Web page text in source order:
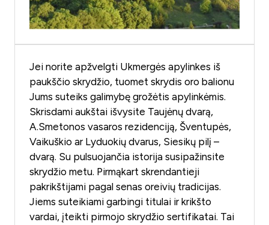
Jei norite apžvelgti Ukmergės apylinkes iš
paukščio skrydžio, tuomet skrydis oro balionu
Jums suteiks galimybę grožėtis apylinkėmis.
Skrisdami aukštai išvysite Taujėnų dvarą,
A.Smetonos vasaros rezidenciją, Šventupės,
Vaikuškio ar Lyduokių dvarus, Siesikų pilį –
dvarą. Su pulsuojančia istorija susipažinsite
skrydžio metu. Pirmąkart skrendantieji
pakrikštijami pagal senas oreivių tradicijas.
Jiems suteikiami garbingi titulai ir krikšto
vardai, įteikti pirmojo skrydžio sertifikatai. Tai